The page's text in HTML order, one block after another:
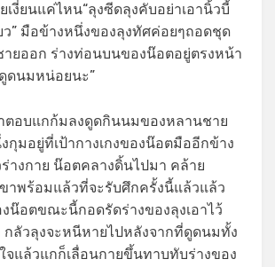
งี่ยนแค่ไหน“ลุงซีดลุงคับอย่าเอานิ้วบี้
ว” มือข้างหนึ่งของลุงทัศค่อยๆถอดชุด
ยออก ร่างท่อนบนของน๊อตอยู่ตรงหน้า
ดนมหน่อยนะ”
ตอบแกก้มลงดูดกินนมของหลานชาย
กุมอยู่ที่เป้ากางเกงของน๊อตมืออีกข้าง
างกาย น๊อตคลางดิ้นไปมา คล้าย
ขาพร้อมแล้วที่จะรับศึกครั้งนี้แล้วแล้ว
น๊อตขณะนี้กอดรัดร่างของลุงเอาไว้
ลัวลุงจะหนีหายไปหลังจากที่ดูดนมทั้ง
จแล้วแกก็เลื่อนกายขึ้นทาบทับร่างของ